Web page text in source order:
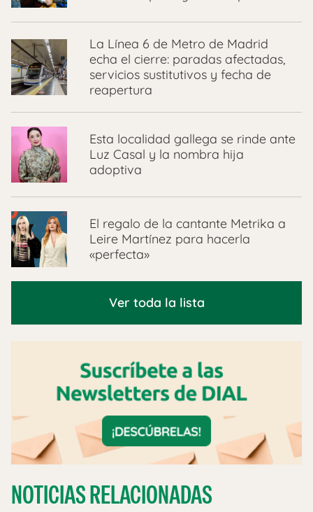
La Línea 6 de Metro de Madrid
echa el cierre: paradas afectadas,
servicios sustitutivos y fecha de
reapertura
Esta localidad gallega se rinde ante
Luz Casal y la nombra hija
adoptiva
El regalo de la cantante Metrika a
Leire Martínez para hacerla
«perfecta»
Ver toda la lista
NOTICIAS RELACIONADAS